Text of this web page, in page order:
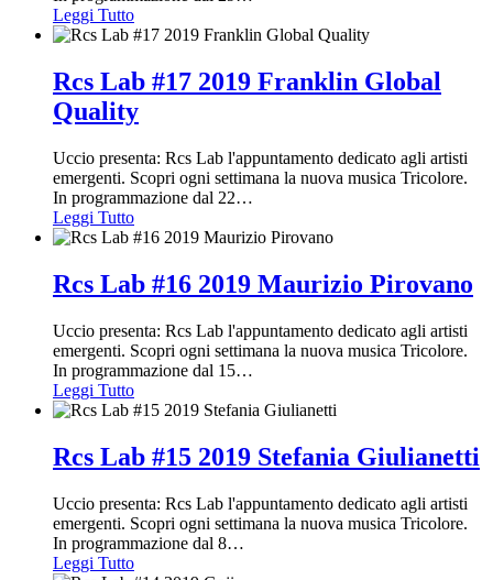
Leggi Tutto
Rcs Lab #17 2019 Franklin Global
Quality
Uccio presenta: Rcs Lab l'appuntamento dedicato agli artisti
emergenti. Scopri ogni settimana la nuova musica Tricolore.
In programmazione dal 22…
Leggi Tutto
Rcs Lab #16 2019 Maurizio Pirovano
Uccio presenta: Rcs Lab l'appuntamento dedicato agli artisti
emergenti. Scopri ogni settimana la nuova musica Tricolore.
In programmazione dal 15…
Leggi Tutto
Rcs Lab #15 2019 Stefania Giulianetti
Uccio presenta: Rcs Lab l'appuntamento dedicato agli artisti
emergenti. Scopri ogni settimana la nuova musica Tricolore.
In programmazione dal 8…
Leggi Tutto